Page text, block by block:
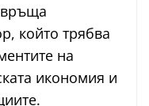
който трябва
на
икономия и